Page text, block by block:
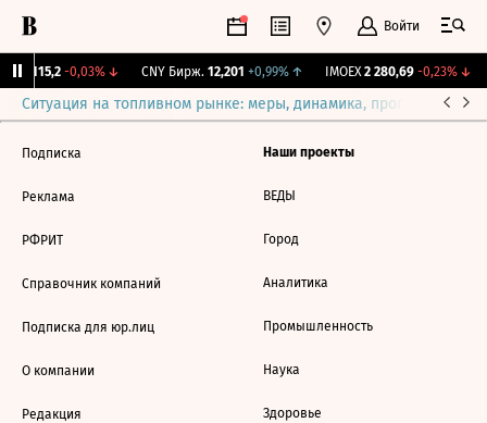
Войти
115,2 -0,03%↓ CNY Бирж. 12,201 +0,99%↑ IMOEX 2 280,69 -0,23%↓
Ситуация на топливном рынке: меры, динамика, прогнозы
Подписка
Реклама
РФРИТ
Справочник компаний
Подписка для юр.лиц
О компании
Редакция
Наши проекты
ВЕДЫ
Город
Аналитика
Промышленность
Наука
Здоровье